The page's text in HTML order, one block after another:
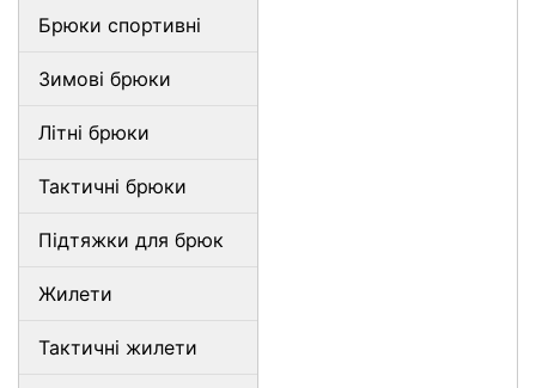
Брюки спортивні
Зимові брюки
Літні брюки
Тактичні брюки
Підтяжки для брюк
Жилети
Тактичні жилети